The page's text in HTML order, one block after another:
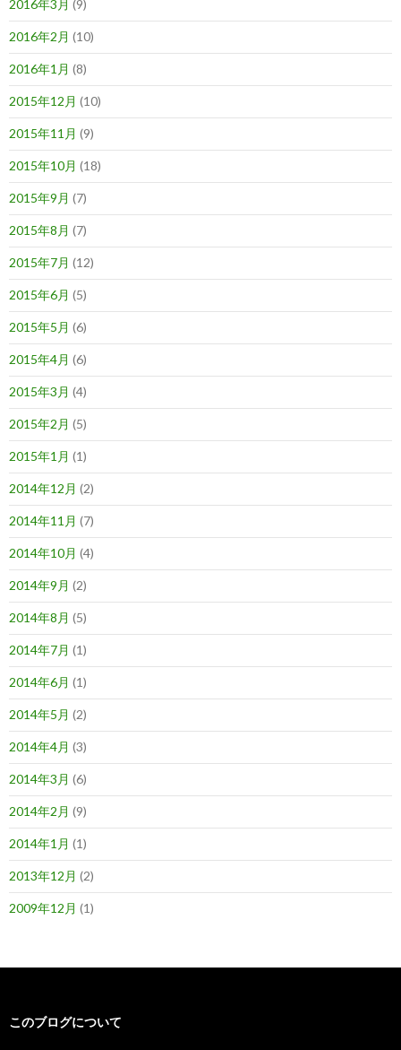
2016年3月 (9)
2016年2月 (10)
2016年1月 (8)
2015年12月 (10)
2015年11月 (9)
2015年10月 (18)
2015年9月 (7)
2015年8月 (7)
2015年7月 (12)
2015年6月 (5)
2015年5月 (6)
2015年4月 (6)
2015年3月 (4)
2015年2月 (5)
2015年1月 (1)
2014年12月 (2)
2014年11月 (7)
2014年10月 (4)
2014年9月 (2)
2014年8月 (5)
2014年7月 (1)
2014年6月 (1)
2014年5月 (2)
2014年4月 (3)
2014年3月 (6)
2014年2月 (9)
2014年1月 (1)
2013年12月 (2)
2009年12月 (1)
このブログについて